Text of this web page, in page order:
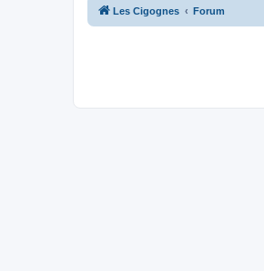
Les Cigognes Forum